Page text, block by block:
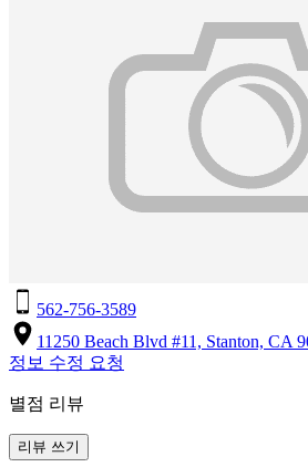
562-756-3589
11250 Beach Blvd #11, Stanton, CA
정보 수정 요청
별점 리뷰
리뷰 쓰기